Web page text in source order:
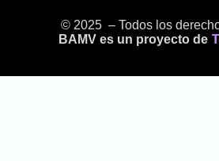
© 2025 – Todos los
BAMV es un proyecto de